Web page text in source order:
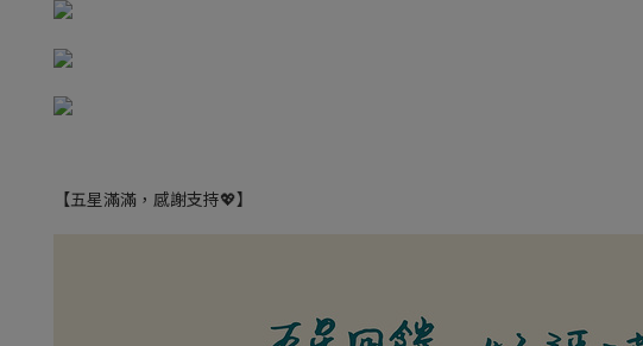
【五星滿滿，感謝支持💖】